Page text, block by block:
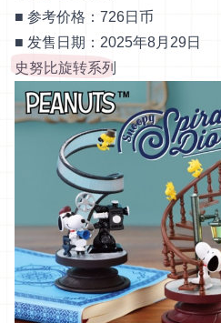
■ 参考价格：726日币
■ 发售日期：2025年8月29日
史努比旋转系列